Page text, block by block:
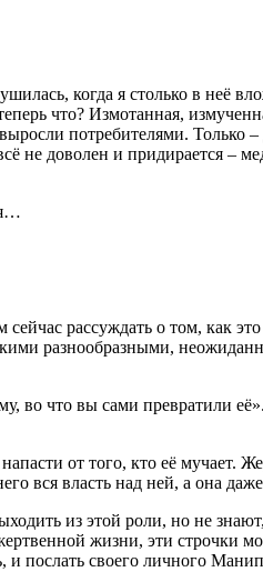
когда я столько в неё
что? Измотанная,
потребителями. Только
не доволен и придирается –
рассуждать о том, как
разнообразными,
во что вы сами превратили её».
от того, кто её мучает.
вся власть над ней, а она
из этой роли, но не
жизни, эти строчки
своего личного